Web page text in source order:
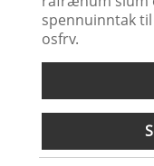
spennuinntak
osfrv.